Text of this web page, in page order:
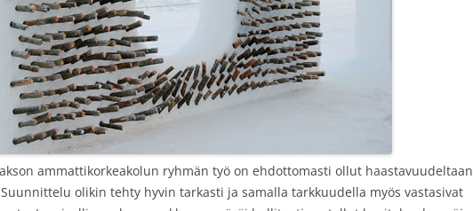
ammattikorkeakolun ryhmän työ on ehdottomasti ollut haastavuudeltaan
olikin tehty hyvin tarkasti ja samalla tarkkuudella myös vastasivat